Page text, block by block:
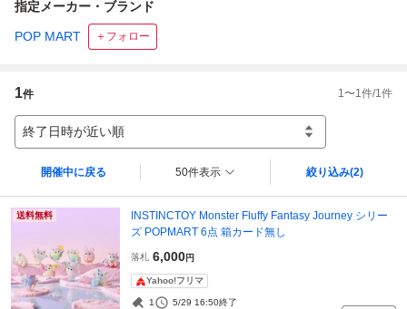
指定メーカー・ブランド
POP MART ＋フォロー
1件 1 〜1 件/1 件
終了日時が近い順
開催中に戻る 50件表示 絞り込み(2)
送料無料
INSTINCTOY Monster Fluffy Fantasy Journey シリー
ズ POPMART 6点 箱カード無し
落札 6,000円
Yahoo!フリマ
1 5/29 16:50終了